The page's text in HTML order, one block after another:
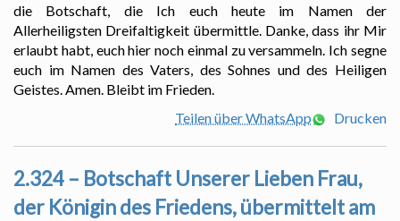
die Botschaft, die Ich euch heute im Namen der
Allerheiligsten Dreifaltigkeit übermittle. Danke, dass ihr Mir
erlaubt habt, euch hier noch einmal zu versammeln. Ich segne
euch im Namen des Vaters, des Sohnes und des Heiligen
Geistes. Amen. Bleibt im Frieden.
Teilen über WhatsApp
Drucken
2.324 – Botschaft Unserer Lieben Frau,
der Königin des Friedens, übermittelt am